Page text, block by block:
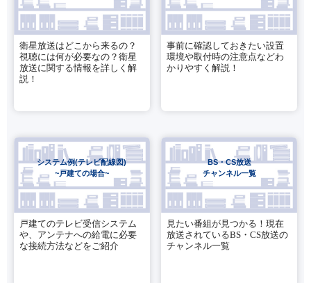
衛星放送はどこから来るの？
視聴には何が必要なの？衛星
放送に関する情報を詳しく解
説！
事前に確認しておきたい設置
環境や取付時の注意点などわ
かりやすく解説！
システム例(テレビ配線図)
~戸建ての場合~
戸建てのテレビ受信システム
や、アンテナへの給電に必要
な接続方法などをご紹介
BS・CS放送
チャンネル一覧
見たい番組が見つかる！現在
放送されているBS・CS放送の
チャンネル一覧